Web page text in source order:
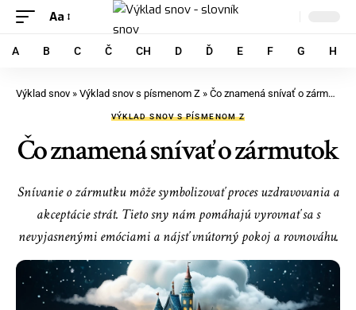
Aa
A B C Č CH D Ď E F G H
Výklad snov » Výklad snov s písmenom Z » Čo znamená snívať o zármutok
VÝKLAD SNOV S PÍSMENOM Z
Čo znamená snívať o zármutok
Snívanie o zármutku môže symbolizovať proces uzdravovania a
akceptácie strát. Tieto sny nám pomáhajú vyrovnať sa s
nevyjasnenými emóciami a nájsť vnútorný pokoj a rovnováhu.